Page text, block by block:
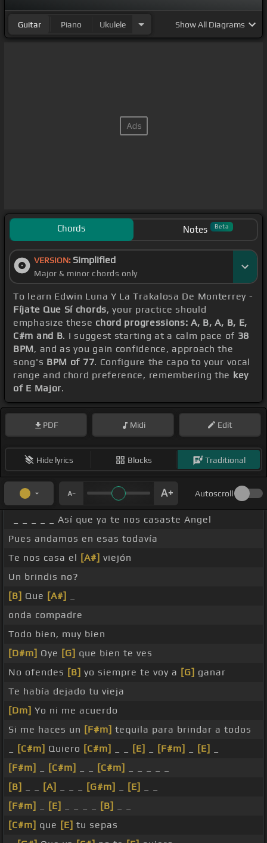
Guitar Piano Ukulele ShowAll Diagrams
Chords Notes Beta
VERSION: Simplified
Major & minor chords only
To learn Edwin Luna Y La Trakalosa De Monterrey -
Fíjate Que Sí chords, your practice should
emphasize these chord progressions: A, B, A, B, E,
C#m and B. I suggest starting at a calm pace of 38
BPM, and as you gain confidence, approach the
song's BPM of 77. Configure the capo to your vocal
range and chord preference, remembering the key
of E Major.
PDF Midi Edit
Hide lyrics Blocks Traditional
Autoscroll
_ _ _ _ _ Así que ya te nos casaste Angel
Pues andamos en esas todavía
Te nos casa el [A#] viejón
Un brindis no?
[B] Que [A#]
onda compadre
Todo bien, muy bien
[D#m] Oye [G] que bien te ves
No ofendes [B] yo siempre te voy a [G] ganar
Te había dejado tu vieja
[Dm] Yo ni me acuerdo
Si me haces un [F#m] tequila para brindar a todos
[C#m] Quiero [C#m] [E] [F#m] [E]
[F#m]
[C#m] [C#m]
[B]
[A] [G#m] [E]
[F#m]
[E] [B]
[C#m] que [E] tu sepas